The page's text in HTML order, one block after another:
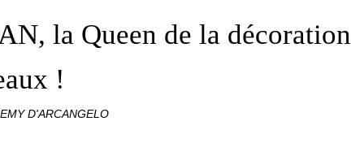
la Queen de la décoration
!
D'ARCANGELO